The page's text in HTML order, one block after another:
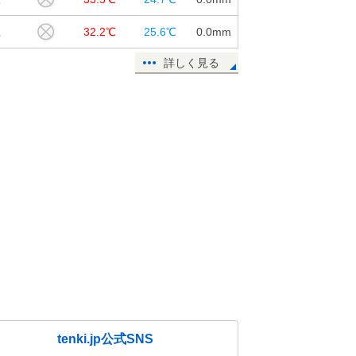
32.2℃ 25.6℃ 0.0mm
詳しく見る
tenki.jp公式SNS